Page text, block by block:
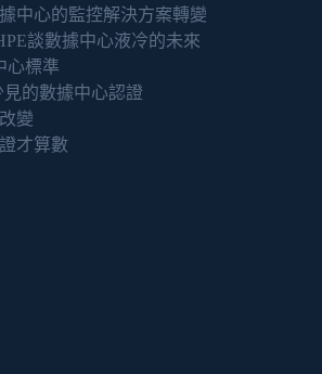
中心的監控解決方案轉變
談數據中心液冷的未來
心標準
見的數據中心認證
變
才算數